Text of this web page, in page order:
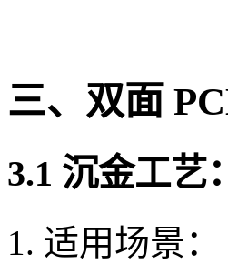
三、双面
3.1 沉金工艺
适用场景：